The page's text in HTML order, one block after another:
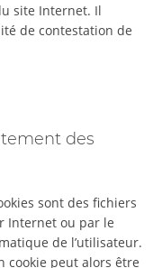
site Internet. Il
de contestation de
des
sont des fichiers
Internet ou par le
de l’utilisateur.
cookie peut alors être